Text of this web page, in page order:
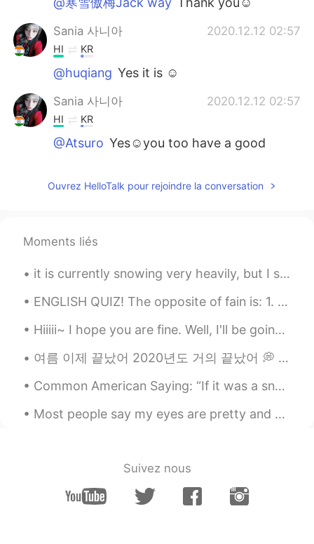
Sania 사니아 2020.12.12 02:57
HI KR
@huqiang Yes it is ☺️
Sania 사니아 2020.12.12 02:57
HI KR
@Atsuro Yes☺️you too have a good
寒雪傲梅Jack way 2020.12.12 01:46
CN EN
这是什么地方，太漂亮了
Atsuro 2020.12.12 00:00
Nice☀ We can fully enjoy anything with
brilliant gem✨ Have a nice weekend👍
Sania 사니아 2020.12.11 13:33
ES
Ouvrez HelloTalk pour rejoindre la conversation
Moments liés
it is currently snowing very heavily, but I still have school 😭 I just want to be at home 😂 this...
ENGLISH QUIZ! The opposite of fain is: 1. unwillingly 2. unthinkingly 3. undoubtedly 4. ungr...
Hiiiii~ I hope you are fine. Well, I'll be going away for 10 days because I have some tests. So...
여름 이제 끝났어 2020년도 거의 끝났어 💭 2021년 뭐 하고싶어요 여러분? 여행 진짜 가고싶어요 🌍 멋진 사진도 찍어싶어요 📷 2021년에서 만나자 진구들아🤗 Wha...
Common American Saying: “If it was a snake, it would have bit you.” We Americans will say this a...
Most people say my eyes are pretty and one time someone asked for my eye photo Since then i start...
Suivez nous